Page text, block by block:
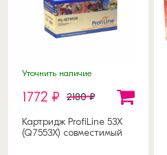
Уточнить наличие
1772 ₽ 2180 ₽
Картридж ProfiLine 53X
(Q7553X) совместимый